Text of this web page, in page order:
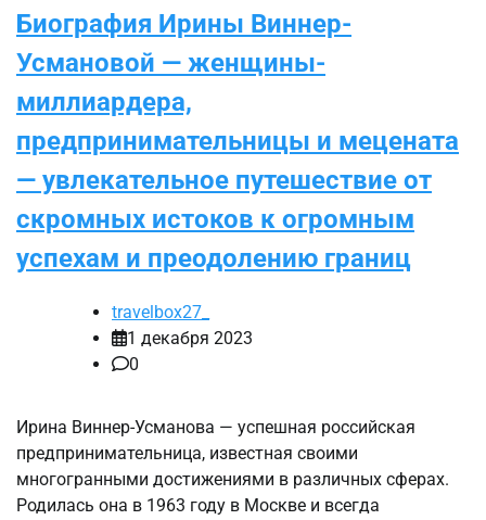
Биография Ирины Виннер-
Усмановой — женщины-
миллиардера,
предпринимательницы и мецената
— увлекательное путешествие от
скромных истоков к огромным
успехам и преодолению границ
travelbox27_
1 декабря 2023
0
Ирина Виннер-Усманова — успешная российская
предпринимательница, известная своими
многогранными достижениями в различных сферах.
Родилась она в 1963 году в Москве и всегда